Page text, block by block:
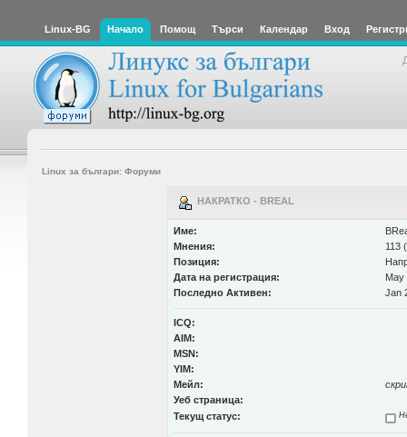
Linux-BG Начало Помощ Търси Календар Вход
Linux за българи: Форуми
НАКРАТКО - BREAL
Име:
Мнения:
113
Позиция:
Дата на регистрация:
May
Последно Активен:
Jan
ICQ:
AIM:
MSN:
YIM:
Мейл:
Уеб страница:
Текущ статус: